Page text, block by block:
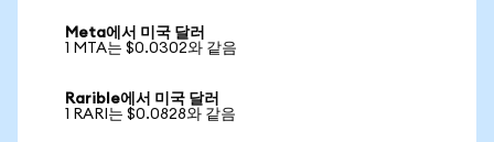
Meta에서 미국 달러
1 MTA는 $0.0302와 같음
Rarible에서 미국 달러
1 RARI는 $0.0828와 같음